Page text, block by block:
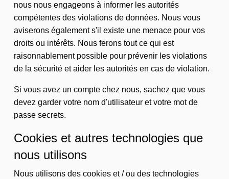
nous nous engageons à informer les autorités
compétentes des violations de données. Nous vous
aviserons également s'il existe une menace pour vos
droits ou intérêts. Nous ferons tout ce qui est
raisonnablement possible pour prévenir les violations
de la sécurité et aider les autorités en cas de violation.
Si vous avez un compte chez nous, sachez que vous
devez garder votre nom d'utilisateur et votre mot de
passe secrets.
Cookies et autres technologies que
nous utilisons
Nous utilisons des cookies et / ou des technologies